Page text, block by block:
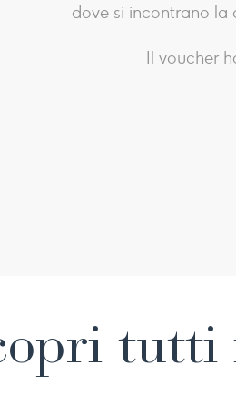
dove si incontrano la
Il voucher
tutti